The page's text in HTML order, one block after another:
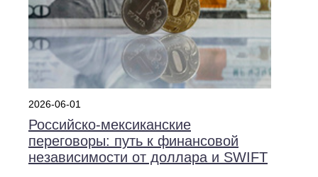
2026-06-01
Российско‑мексиканские
переговоры: путь к финансовой
независимости от доллара и SWIFT